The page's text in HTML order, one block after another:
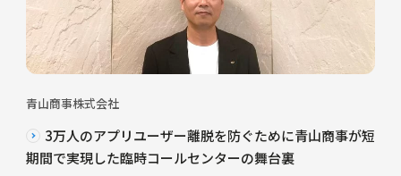
青山商事株式会社
3万人のアプリユーザー離脱を防ぐために青山商事が短
期間で実現した臨時コールセンターの舞台裏